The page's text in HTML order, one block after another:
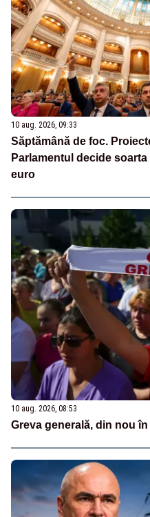
10 aug. 2026, 09:33
Săptămână de foc.
Parlamentul decide
euro
10 aug. 2026, 08:53
Greva generală, din nou